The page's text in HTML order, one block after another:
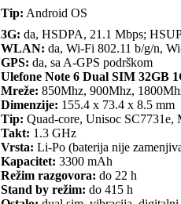
Tip: Android OS
3G: da, HSDPA, 21.1 Mbps;
WLAN: da, Wi-Fi 802.11 b/g/n,
GPS: da, sa A-GPS podrškom
Ulefone Note 6 Dual SIM 32GB
Mreže: 850Mhz, 900Mhz,
Dimenzije: 155.4 x 73.4 x 8.5 mm
Tip: Quad-core, Unisoc
Takt: 1.3 GHz
Vrsta: Li-Po (baterija nije
Kapacitet: 3300 mAh
Režim razgovora: do 22 h
Stand by režim: do 415 h